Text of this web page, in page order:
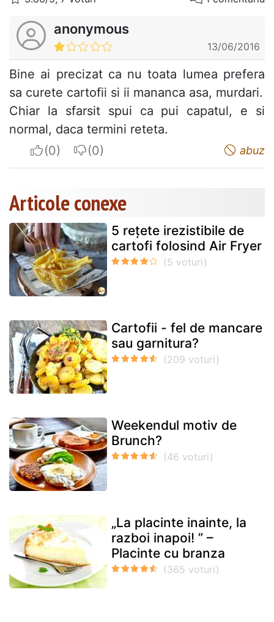
anonymous
13/06/2016
Bine ai precizat ca nu toata lumea prefera
sa curete cartofii si ii mananca asa, murdari.
Chiar la sfarsit spui ca pui capatul, e si
normal, daca termini reteta.
I apreciateI do not appreciate abuz
Articole conexe
5 rețete irezistibile de
cartofi folosind Air Fryer
Cartofii - fel de mancare
sau garnitura?
Weekendul motiv de
Brunch?
„La placinte inainte, la
razboi inapoi! ” –
Placinte cu branza